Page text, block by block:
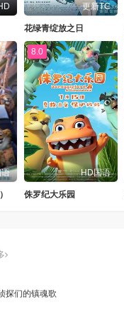
更新TC
花绿青绽放之日
8.0
HD国语
侏罗纪大乐园
探们的镇魂歌